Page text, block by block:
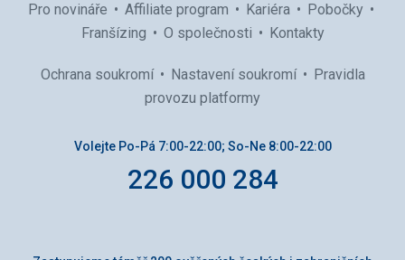
Pro novináře Affiliate program Kariéra
Pobočky
Franšízing
O společnosti Kontakty
Ochrana soukromí Nastavení soukromí
Pravidla
provozu platformy
Volejte Po-Pá 7:00-22:00; So-Ne 8:00-22:00
226 000 284